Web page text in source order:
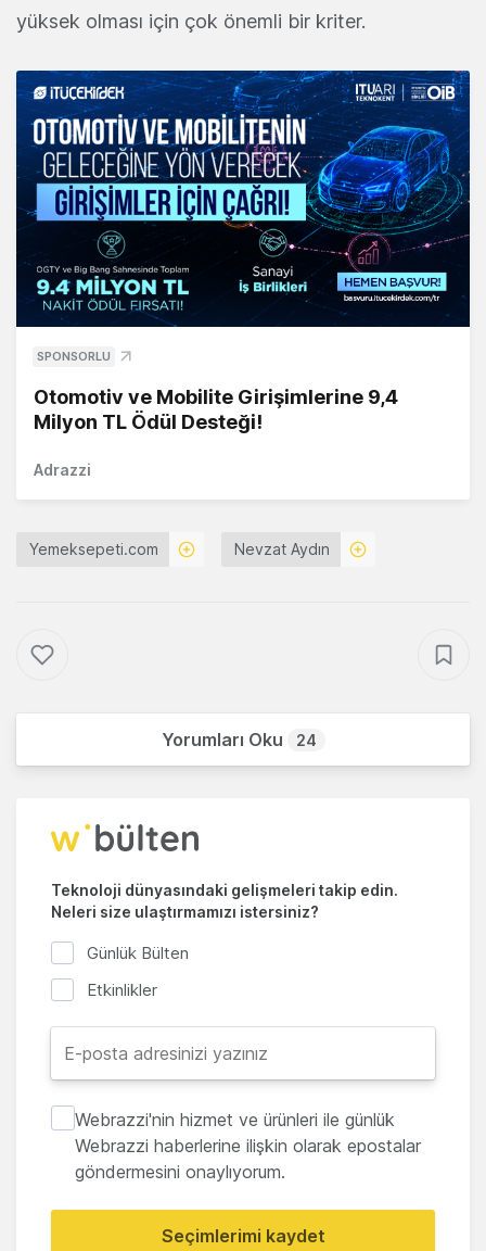
yüksek olması için çok önemli bir kriter.
SPONSORLU
Otomotiv ve Mobilite Girişimlerine 9,4
Milyon TL Ödül Desteği!
Adrazzi
Yemeksepeti.com Nevzat Aydın
Yorumları Oku 24
Teknoloji dünyasındaki gelişmeleri takip edin.
Neleri size ulaştırmamızı istersiniz?
Günlük Bülten
Etkinlikler
Webrazzi'nin hizmet ve ürünleri ile günlük
Webrazzi haberlerine ilişkin olarak epostalar
göndermesini onaylıyorum.
Seçimlerimi kaydet